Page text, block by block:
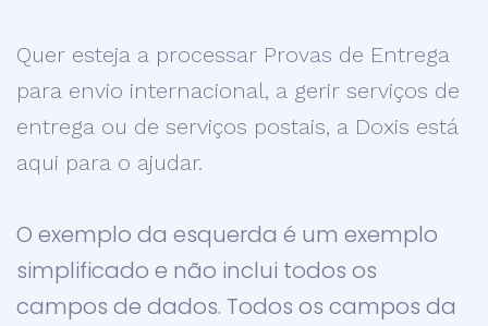
Quer esteja a processar Provas de Entrega
para envio internacional, a gerir serviços de
entrega ou de serviços postais, a Doxis está
aqui para o ajudar.
O exemplo da esquerda é um exemplo
simplificado e não inclui todos os
campos de dados. Todos os campos da